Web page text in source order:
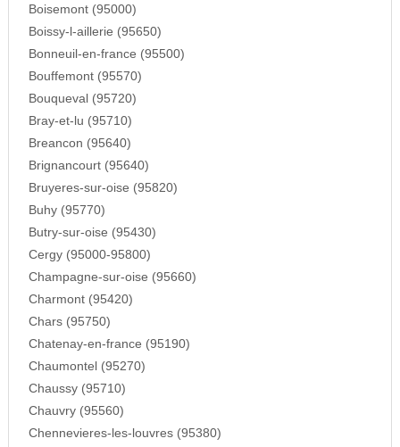
Boisemont (95000)
Boissy-l-aillerie (95650)
Bonneuil-en-france (95500)
Bouffemont (95570)
Bouqueval (95720)
Bray-et-lu (95710)
Breancon (95640)
Brignancourt (95640)
Bruyeres-sur-oise (95820)
Buhy (95770)
Butry-sur-oise (95430)
Cergy (95000-95800)
Champagne-sur-oise (95660)
Charmont (95420)
Chars (95750)
Chatenay-en-france (95190)
Chaumontel (95270)
Chaussy (95710)
Chauvry (95560)
Chennevieres-les-louvres (95380)